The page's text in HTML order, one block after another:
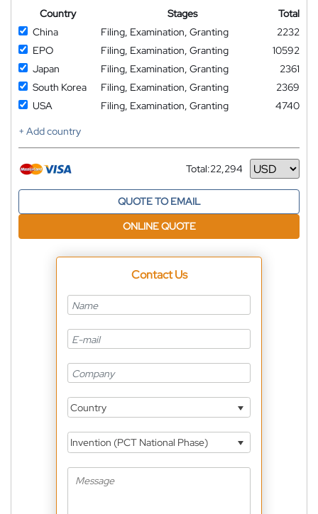
Country
Stages
Total
China
Filing, Examination, Granting
2232
EPO
Filing, Examination, Granting
10592
Japan
Filing, Examination, Granting
2361
South Korea
Filing, Examination, Granting
2369
USA
Filing, Examination, Granting
4740
+ Add country
Total:22,294
Currency
QUOTE TO EMAIL
ONLINE QUOTE
Contact Us
Country
Invention (PCT National Phase)